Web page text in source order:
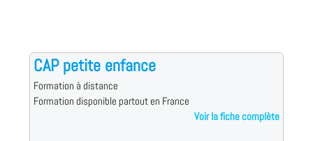
CAP petite enfance
Formation à distance
Formation disponible partout en France
Voir la fiche complète